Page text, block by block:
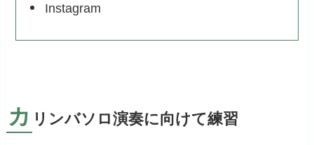
Instagram
カ リンバソロ演奏に向けて練習